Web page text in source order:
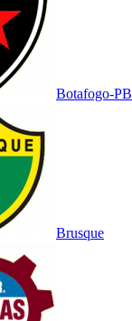
Botafogo-PB
Brusque